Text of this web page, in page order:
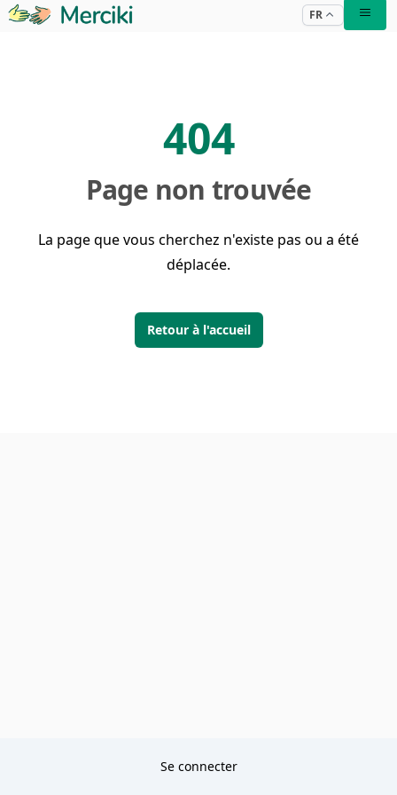
FR
Se connecter
404
Page non trouvée
La page que vous cherchez n'existe pas ou a été
déplacée.
Retour à l'accueil